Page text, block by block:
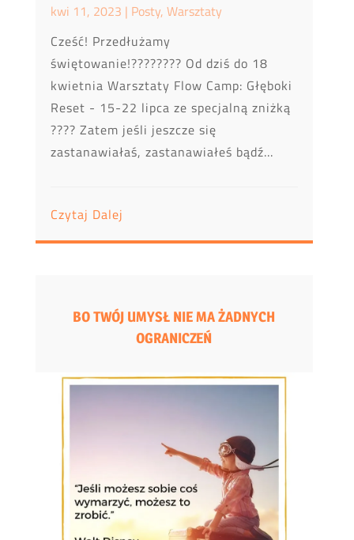
kwi 11, 2023 | Posty, Warsztaty
Cześć! Przedłużamy
świętowanie!???????? Od dziś do 18
kwietnia Warsztaty Flow Camp: Głęboki
Reset - 15-22 lipca ze specjalną zniżką
???? Zatem jeśli jeszcze się
zastanawiałaś, zastanawiałeś bądź...
Czytaj Dalej
BO TWÓJ UMYSŁ NIE MA ŻADNYCH
OGRANICZEŃ